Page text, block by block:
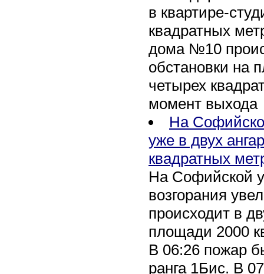
в квартире-
квадратных
дома №10
обстановки на
четырех
момент выхода
На
уже в двух
квадратных
На Софийской
возгорания
происходит в
площади 2000
В 06:26 пожар
ранга 1Бис. В